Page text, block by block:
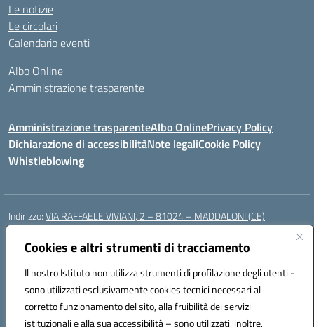
Cookies e altri strumenti di tracciamento
Il nostro Istituto non utilizza strumenti di profilazione degli utenti -
sono utilizzati esclusivamente cookies tecnici necessari al
corretto funzionamento del sito, alla fruibilità dei servizi
istituzionali e alla sua accessibilità – sono utilizzati, inoltre,
Le notizie
Le circolari
Calendario eventi
Albo Online
Amministrazione trasparente
Amministrazione trasparenteAlbo OnlinePrivacy Policy
Dichiarazione di accessibilitàNote legaliCookie Policy
Whistleblowing
Indirizzo:VIA RAFFAELE VIVIANI, 2 – 81024 – MADDALONI (CE)
Centralino:
Posta elettronica certificata (PEC):ceic8av00r@pec.istruzione.it
Codice fiscale: 93086020612
Codice meccanografico:CEIC8AV00R
Codice Indice delle Pubbliche Amministrazioni (IPA): icamm
Codice unico di fatturazione (CUF): UF8WE6